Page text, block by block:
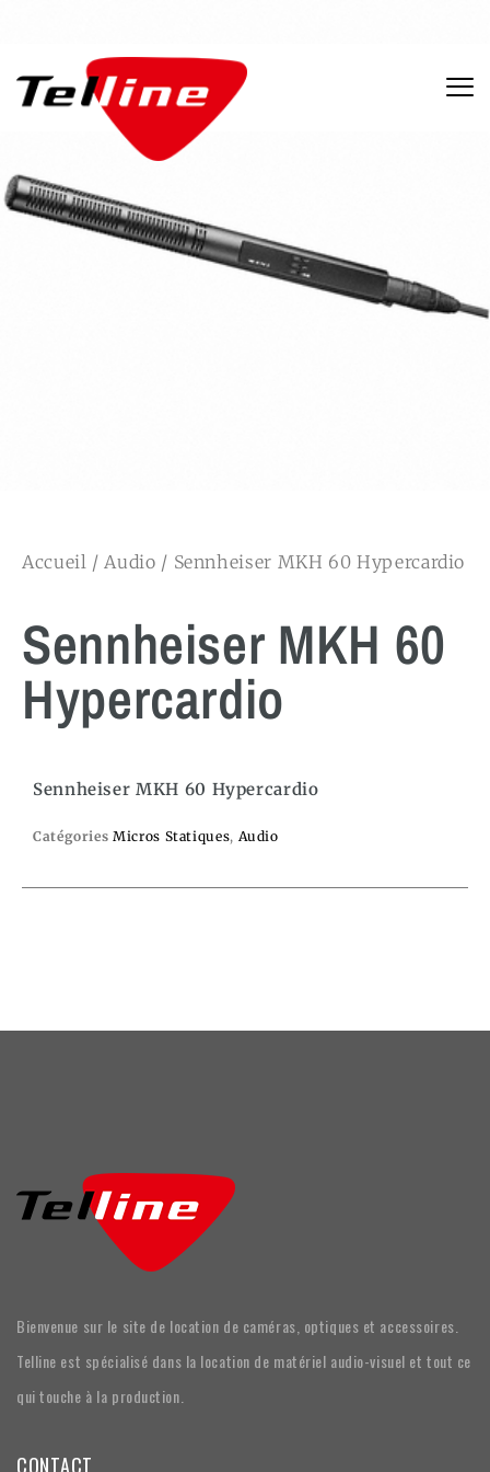
Accueil /Audio / Sennheiser MKH 60 Hypercardio
Sennheiser MKH 60
Hypercardio
Sennheiser MKH 60 Hypercardio
Catégories Micros Statiques, Audio
Bienvenue sur le site de location de caméras, optiques et accessoires.
Telline est spécialisé dans la location de matériel audio-visuel et tout ce
qui touche à la production.
CONTACT